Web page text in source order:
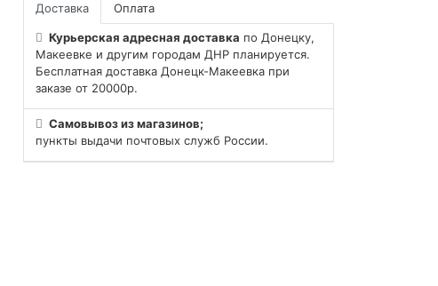
Доставка Оплата
Курьерская адресная доставка по Донецку,
Макеевке и другим городам ДНР планируется.
Бесплатная доставка Донецк-Макеевка при
заказе от 20000р.
Самовывоз из магазинов;
пункты выдачи почтовых служб России.